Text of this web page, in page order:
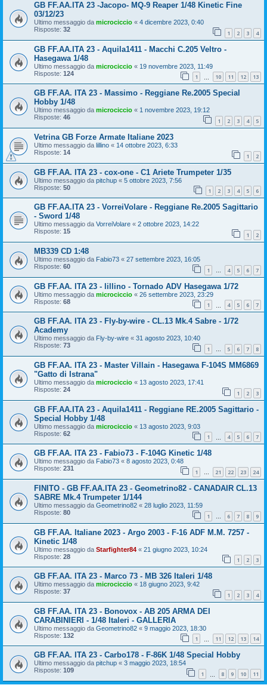
GB FF.AA.ITA 23 -Jacopo- MQ-9 Reaper 1/48 Kinetic Fine
03/12/23
Ultimo messaggio da microciccio « 4 dicembre 2023, 0:40
Risposte: 32 1 2 3 4
GB FF.AA.ITA 23 - Aquila1411 - Macchi C.205 Veltro -
Hasegawa 1/48
Ultimo messaggio da microciccio « 19 novembre 2023, 11:49
Risposte: 124 1 10 11 12 13
GB FF.AA. ITA 23 - Massimo - Reggiane Re.2005 Special
Hobby 1/48
Ultimo messaggio da microciccio « 1 novembre 2023, 19:12
Risposte: 46 1 2 3 4 5
Vetrina GB Forze Armate Italiane 2023
Ultimo messaggio da lillino « 14 ottobre 2023, 6:33
Risposte: 14 1 2
GB FF.AA. ITA 23 - cox-one - C1 Ariete Trumpeter 1/35
Ultimo messaggio da pitchup « 5 ottobre 2023, 7:56
Risposte: 50 1 2 3 4 5 6
GB FF.AA.ITA 23 - VorreiVolare - Reggiane Re.2005 Sagittario
- Sword 1/48
Ultimo messaggio da VorreiVolare « 2 ottobre 2023, 14:22
Risposte: 15 1 2
MB339 CD 1:48
Ultimo messaggio da Fabio73 « 27 settembre 2023, 16:05
Risposte: 60 1 … 4 5 6 7
GB FF.AA. ITA 23 - lillino - Tornado ADV Hasegawa 1/72
Ultimo messaggio da microciccio « 26 settembre 2023, 23:29
Risposte: 68 1 4 5 6 7
GB FF.AA. ITA 23 - Fly-by-wire - CL.13 Mk.4 Sabre - 1/72
Academy
Ultimo messaggio da Fly-by-wire « 31 agosto 2023, 10:40
Risposte: 73 1 … 5 6 7 8
GB FF.AA. ITA 23 - Master Villain - Hasegawa F-104S MM6869
"Gatto di Istrana"
Ultimo messaggio da microciccio « 13 agosto 2023, 17:41
Risposte: 24 1 2 3
GB FF.AA.ITA 23 - Aquila1411 - Reggiane RE.2005 Sagittario -
Special Hobby 1/48
Ultimo messaggio da microciccio « 13 agosto 2023, 9:03
Risposte: 62 1 4 5 6 7
GB FF.AA. ITA 23 - Fabio73 - F-104G Kinetic 1/48
Ultimo messaggio da Fabio73 « 8 agosto 2023, 0:48
Risposte: 231 1 … 21 22 23 24
FINITO - GB FF.AA.ITA 23 - Geometrino82 - CANADAIR CL.13
SABRE Mk.4 Trumpeter 1/144
Ultimo messaggio da Geometrino82 « 28 luglio 2023, 11:59
Risposte: 80 1 6 7 8 9
GB FF.AA. Italiane 2023 - Argo 2003 - F-16 ADF M.M. 7257 -
Kinetic 1/48
Ultimo messaggio da Starfighter84 « 21 giugno 2023, 10:24
Risposte: 28 1 2 3
GB FF.AA. ITA 23 - Marco 73 - MB 326 Italeri 1/48
Ultimo messaggio da microciccio « 18 giugno 2023, 9:42
Risposte: 37 1 2 3 4
GB FF.AA. ITA 23 - Bonovox - AB 205 ARMA DEI
CARABINIERI - 1/48 Italeri - GALLERIA
Ultimo messaggio da Geometrino82 « 9 maggio 2023, 18:30
Risposte: 132 1 11 12 13 14
GB FF.AA. ITA 23 - Carbo178 - F-86K 1/48 Special Hobby
Ultimo messaggio da pitchup « 3 maggio 2023, 18:54
Risposte: 109 1 8 9 10 11